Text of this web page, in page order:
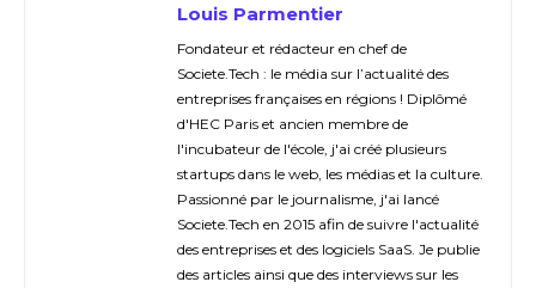
Louis Parmentier
Fondateur et rédacteur en chef de
Societe.Tech : le média sur l’actualité des
entreprises françaises en régions ! Diplômé
d'HEC Paris et ancien membre de
l'incubateur de l'école, j'ai créé plusieurs
startups dans le web, les médias et la culture.
Passionné par le journalisme, j'ai lancé
Societe.Tech en 2015 afin de suivre l'actualité
des entreprises et des logiciels SaaS. Je publie
des articles ainsi que des interviews sur les